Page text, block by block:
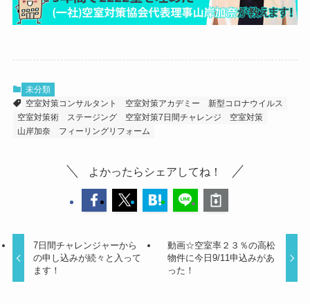
未分類
空室対策コンサルタント
空室対策アカデミー
新型コロナウイルス
空室対策術
ステージング 空室対策7日間チャレンジ
空室対策
山岸加奈
フィーリングリフォーム
よかったらシェアしてね！
7日間チャレンジャーから
の申し込みが続々と入って
ます！
動画☆空室率２３％の高松
物件に今日9/11申込みがあ
った！